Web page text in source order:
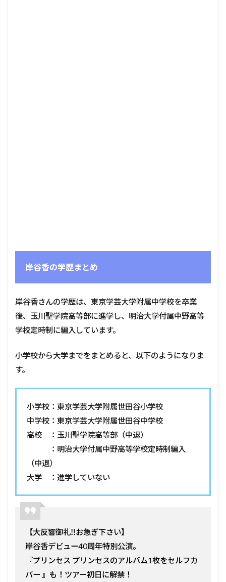
岸谷香の学歴まとめ
岸谷香さんの学歴は、東京学芸大学附属中学校を卒業
後、玉川聖学院高等部に進学し、明治大学付属中野高等
学校定時制に編入しています。
小学校から大学までをまとめると、以下のようになりま
す。
小学校：東京学芸大学附属世田谷小学校
中学校：東京学芸大学附属世田谷中学校
高校 ：玉川聖学院高等部（中退）
：明治大学付属中野高等学校定時制編入
（中退）
大学 ：進学していない
【大反響御礼‼︎お急ぎ下さい】
岸谷香デビュー40周年特別公演。
『プリンセス プリンセスのアルバム1枚をセルフカ
バー 』も！ツアー初日に解禁！